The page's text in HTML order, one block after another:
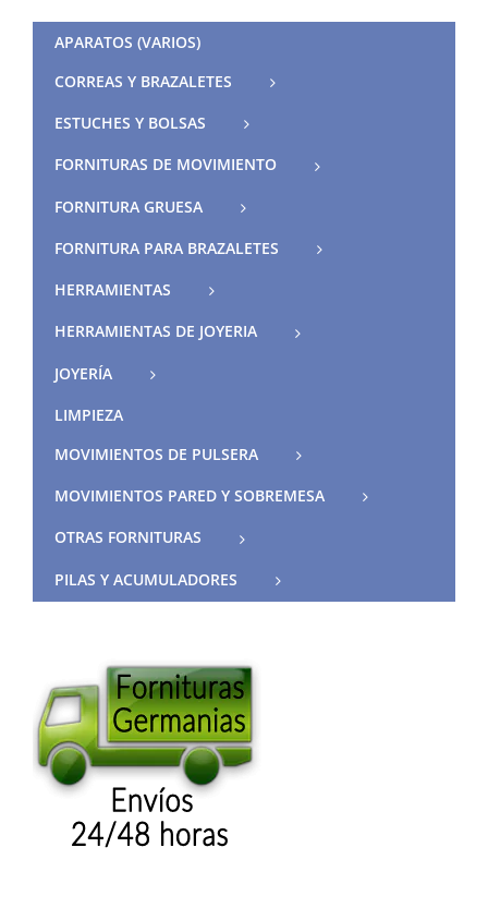
APARATOS (VARIOS)
CORREAS Y BRAZALETES
ESTUCHES Y BOLSAS
FORNITURAS DE MOVIMIENTO
FORNITURA GRUESA
FORNITURA PARA BRAZALETES
HERRAMIENTAS
HERRAMIENTAS DE JOYERIA
JOYERÍA
LIMPIEZA
MOVIMIENTOS DE PULSERA
MOVIMIENTOS PARED Y SOBREMESA
OTRAS FORNITURAS
PILAS Y ACUMULADORES